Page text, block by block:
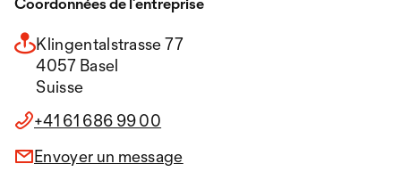
Klingentalstrasse 77
4057 Basel
Suisse
+41 61 686 99 00
Envoyer un message